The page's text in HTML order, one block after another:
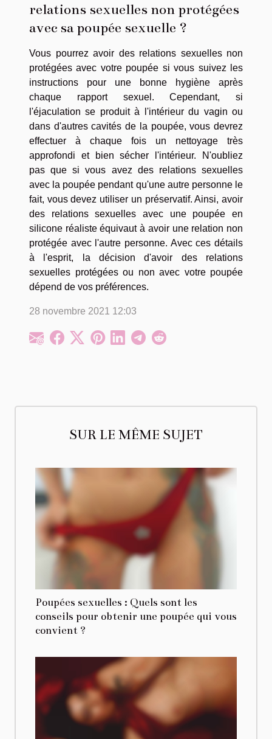
relations sexuelles non protégées
avec sa poupée sexuelle ?
Vous pourrez avoir des relations sexuelles non
protégées avec votre poupée si vous suivez les
instructions pour une bonne hygiène après
chaque rapport sexuel. Cependant, si
l'éjaculation se produit à l'intérieur du vagin ou
dans d'autres cavités de la poupée, vous devrez
effectuer à chaque fois un nettoyage très
approfondi et bien sécher l'intérieur. N'oubliez
pas que si vous avez des relations sexuelles
avec la poupée pendant qu'une autre personne le
fait, vous devez utiliser un préservatif. Ainsi, avoir
des relations sexuelles avec une poupée en
silicone réaliste équivaut à avoir une relation non
protégée avec l'autre personne. Avec ces détails
à l'esprit, la décision d'avoir des relations
sexuelles protégées ou non avec votre poupée
dépend de vos préférences.
28 novembre 2021 12:03
SUR LE MÊME SUJET
Poupées sexuelles : Quels sont les
conseils pour obtenir une poupée qui vous
convient ?